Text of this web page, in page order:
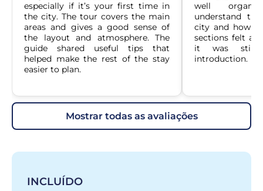
especially if it’s your first time in
the city. The tour covers the main
areas and gives a good sense of
the layout and atmosphere. The
guide shared useful tips that
helped make the rest of the stay
easier to plan.
well
understand
city and how
sections felt a
it was still
introduction.
mostrar todas as avaliações
INCLUÍDO